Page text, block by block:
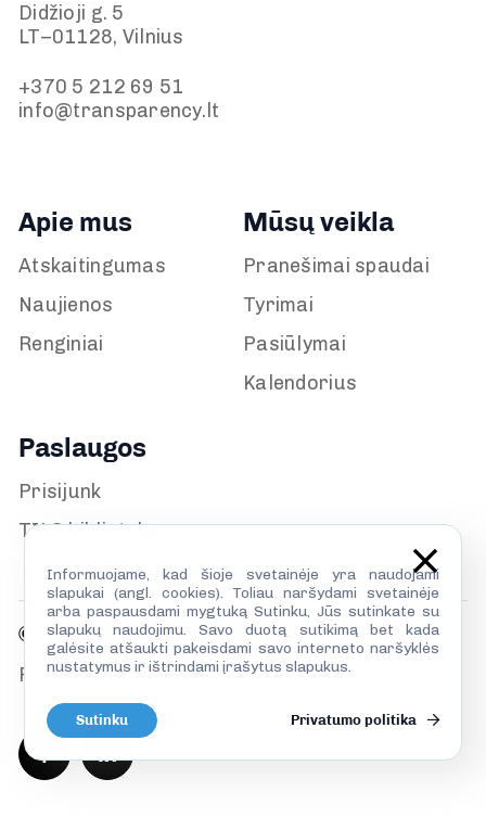
Didžioji g. 5
LT–01128, Vilnius
+370 5 212 69 51
info@transparency.lt
Apie mus
Atskaitingumas
Naujienos
Renginiai
Mūsų veikla
Pranešimai spaudai
Tyrimai
Pasiūlymai
Kalendorius
Paslaugos
Prisijunk
TILS biblioteka
© TILS 2026
Privatumo politika
Informuojame, kad šioje svetainėje yra naudojami
slapukai (angl. cookies). Toliau naršydami svetainėje
arba paspausdami mygtuką Sutinku, Jūs sutinkate su
slapukų naudojimu. Savo duotą sutikimą bet kada
galėsite atšaukti pakeisdami savo interneto naršyklės
nustatymus ir ištrindami įrašytus slapukus.
Sutinku Privatumo politika